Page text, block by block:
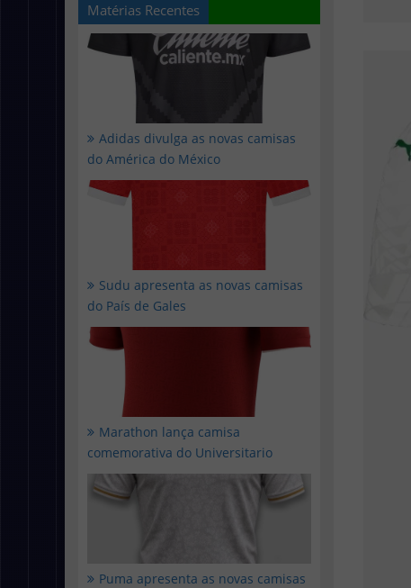
Matérias Recentes
Adidas divulga as novas camisas
do América do México
Sudu apresenta as novas camisas
do País de Gales
Marathon lança camisa
comemorativa do Universitario
Puma apresenta as novas camisas